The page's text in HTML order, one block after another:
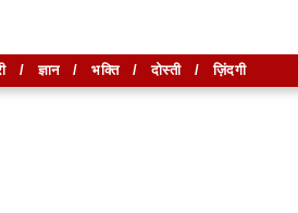
/ज्ञान/ भक्ति/दोस्ती/ज़िंदगी